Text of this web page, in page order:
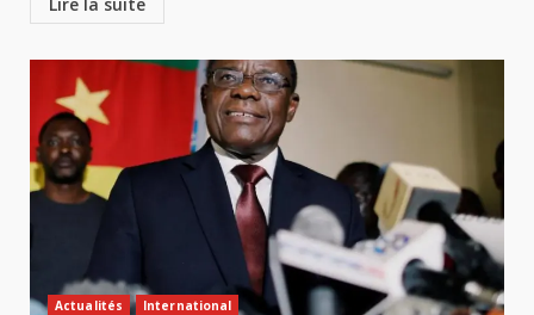
Actualités International